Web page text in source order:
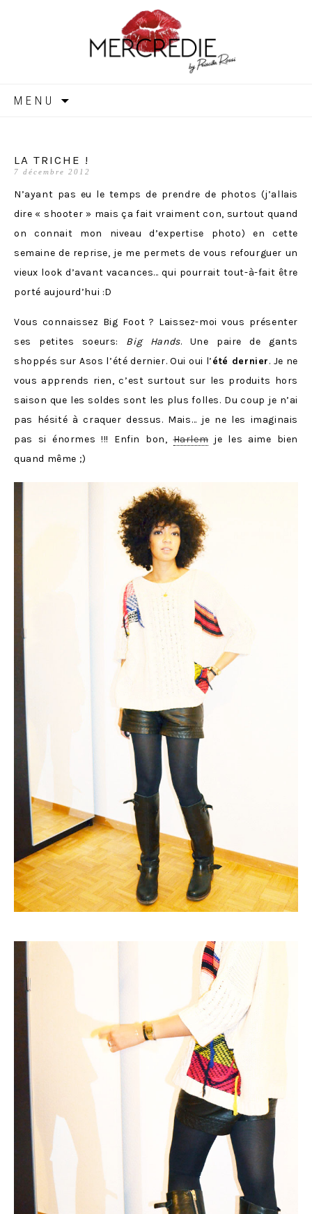
MERCREDIE
MENU
LA TRICHE !
7 décembre 2012
N’ayant pas eu le temps de prendre de photos (j’allais
dire « shooter » mais ça fait vraiment con, surtout quand
on connait mon niveau d’expertise photo) en cette
semaine de reprise, je me permets de vous refourguer un
vieux look d’avant vacances… qui pourrait tout-à-fait être
porté aujourd’hui :D
Vous connaissez Big Foot ? Laissez-moi vous présenter
ses petites soeurs: Big Hands. Une paire de gants
shoppés sur Asos l’été dernier. Oui oui l’été dernier. Je ne
vous apprends rien, c’est surtout sur les produits hors
saison que les soldes sont les plus folles. Du coup je n’ai
pas hésité à craquer dessus. Mais… je ne les imaginais
pas si énormes !!! Enfin bon,Harlemje les aime bien
quand même ;)